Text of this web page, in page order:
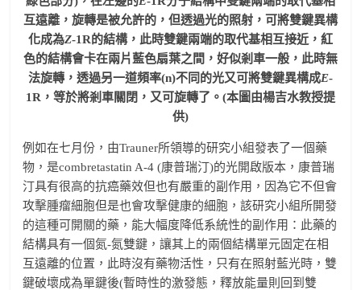
互遠離，旋轉是被允許的，但透過光的照射，可將雙鍵異構
化成為Z-1R的結構，此時雙鍵兩端的取代基相互接近，紅
色的結構會卡在兩片藍色扇葉之間，好似剎車一般，此時無
法旋轉，透過另一道頻率(n)不同的光又可將雙鍵異構成E-
1R，等於將剎車關閉，又可旋轉了。(本圖由楊吉水教授提
供)
例如在七月份，由Trauner所領導的研究小組發表了一個藥
物，是combretastatin A-4 (康普瑞汀)的光開啟版本，康普瑞
汀具有很高的抗癌藥效但也有嚴重的副作用，因為它不但會
攻擊腫瘤細胞但是也會攻擊健康的細胞，該研究小組所開發
的這種可開關的藥，能大幅度降低系統性的副作用：此藥的
結構具有一個氮-氮雙鍵，讓其上的兩個結構單元固定在相
互遠離的位置，此時沒有藥物活性，只有在照射藍光時，雙
鍵破壞成為單鍵後(暫時性的激發態，釋放能量則回到雙